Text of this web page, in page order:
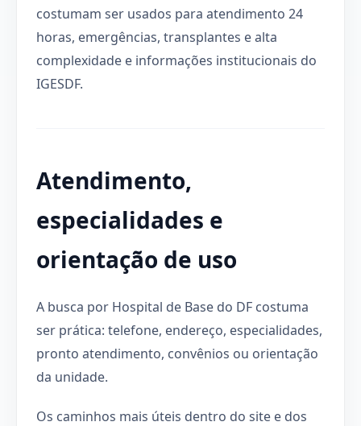
costumam ser usados para atendimento 24
horas, emergências, transplantes e alta
complexidade e informações institucionais do
IGESDF.
Atendimento,
especialidades e
orientação de uso
A busca por Hospital de Base do DF costuma
ser prática: telefone, endereço, especialidades,
pronto atendimento, convênios ou orientação
da unidade.
Os caminhos mais úteis dentro do site e dos